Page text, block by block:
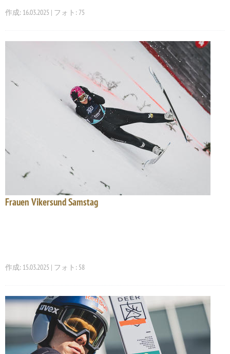
作成: 16.03.2025 | フォト: 75
Frauen Vikersund Samstag
作成: 15.03.2025 | フォト: 58